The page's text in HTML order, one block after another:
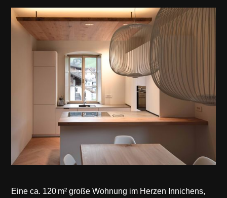
Eine ca. 120 m² große Wohnung im Herzen Innichens,